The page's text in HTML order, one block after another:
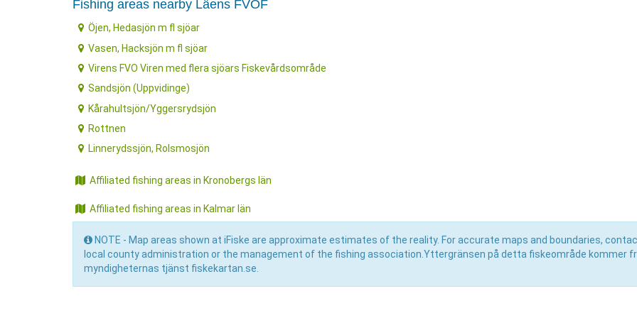
Fishing areas nearby Läens FVOF
Öjen, Hedasjön m fl sjöar
Vasen, Hacksjön m fl sjöar
Virens FVO Viren med flera sjöars Fiskevårdsområde
Sandsjön (Uppvidinge)
Kårahultsjön/Yggersrydsjön
Rottnen
Linnerydssjön, Rolsmosjön
Affiliated fishing areas in Kronobergs län
Affiliated fishing areas in Kalmar län
NOTE - Map areas shown at iFiske are approximate estimates of the reality. For accurate maps and boundaries,
local county administration or the management of the fishing association.Yttergränsen på detta fiskeområde kommer
myndigheternas tjänst fiskekartan.se.